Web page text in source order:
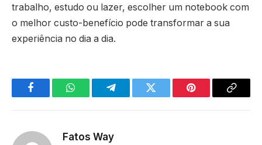
trabalho, estudo ou lazer, escolher um notebook com
o melhor custo-benefício pode transformar a sua
experiência no dia a dia.
FacebookWhatsAppTelegramTwitter Pinterest Copy
Fatos Way